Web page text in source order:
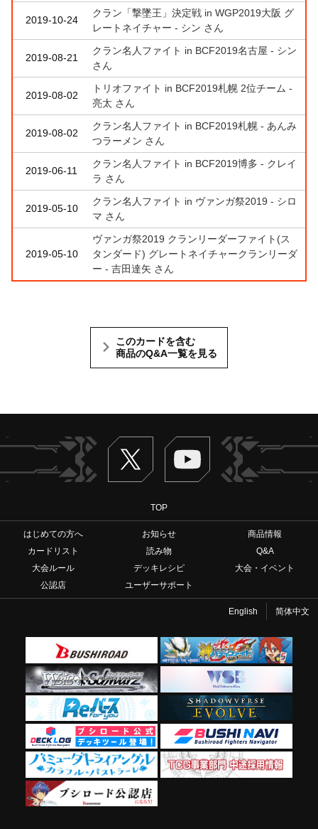
2019-10-24
クラン「撃墜王」決定戦 in WGP2019大阪 グ
レートネイチャー - シン さん
2019-08-21
クラン名人ファイト in BCF2019名古屋 - シン
さん
2019-08-02
トリオファイト in BCF2019札幌 2位チーム -
亮太 さん
2019-08-02
クラン名人ファイト in BCF2019札幌 - あんみ
つラーメン さん
2019-06-11
クラン名人ファイト in BCF2019博多 - クレイ
ラ さん
2019-05-10
クラン名人ファイト in ヴァンガ祭2019 - シロ
マ さん
2019-05-10
ヴァンガ祭2019 クランリーダーファイト(ス
タンダード) グレートネイチャークランリーダ
ー - 吉田達矢 さん
このカードを含む
商品のQ&A一覧を見る
Twitter ヴァンガードch
TOP
はじめての方へ お知らせ
商品情報
カードリスト
読み物
Q&A
大会ルール
デッキレシピ
大会・イベント
公認店
ユーザーサポート
English 简体中文